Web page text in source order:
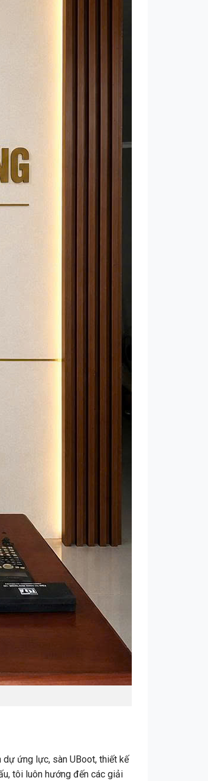
dự ứng lực, sàn UBoot, thiết kế
tôi luôn hướng đến các giải